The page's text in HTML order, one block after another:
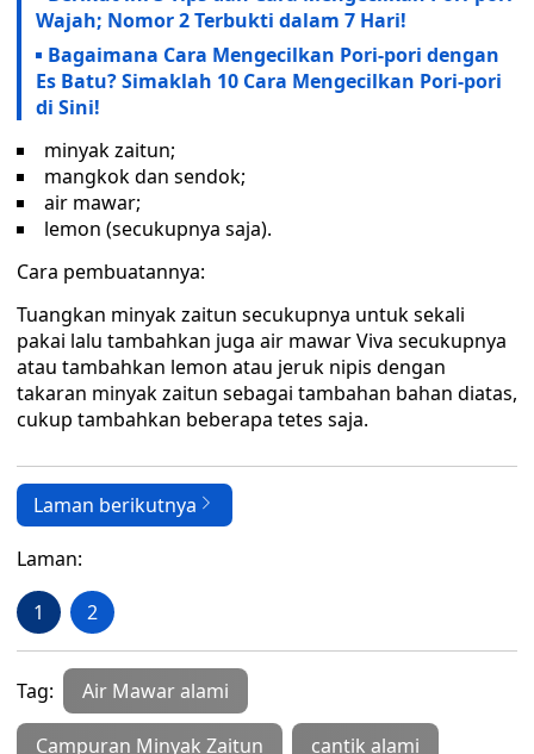
Wajah; Nomor 2 Terbukti dalam 7 Hari!
Bagaimana Cara Mengecilkan Pori-pori dengan
Es Batu? Simaklah 10 Cara Mengecilkan Pori-pori
di Sini!
minyak zaitun;
mangkok dan sendok;
air mawar;
lemon (secukupnya saja).
Cara pembuatannya:
Tuangkan minyak zaitun secukupnya untuk sekali
pakai lalu tambahkan juga air mawar Viva secukupnya
atau tambahkan lemon atau jeruk nipis dengan
takaran minyak zaitun sebagai tambahan bahan diatas,
cukup tambahkan beberapa tetes saja.
Laman berikutnya
Laman:
1 2
Tag: Air Mawar alami
Campuran Minyak Zaitun cantik alami